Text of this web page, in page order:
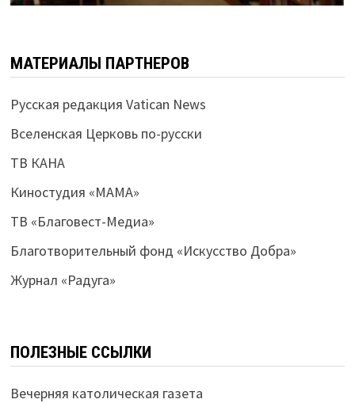
МАТЕРИАЛЫ ПАРТНЕРОВ
Русская редакция Vatican News
Вселенская Церковь по-русски
ТВ КАНА
Киностудия «МАМА»
ТВ «Благовест-Медиа»
Благотворительный фонд «Искусство Добра»
Журнал «Радуга»
ПОЛЕЗНЫЕ ССЫЛКИ
Вечерняя католическая газета